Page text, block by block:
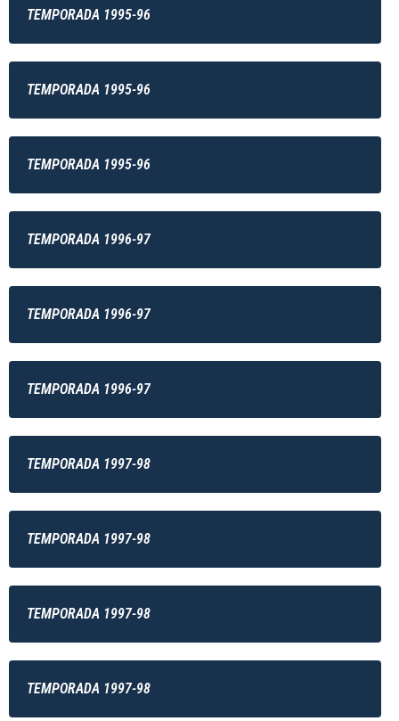
TEMPORADA 1995-96
TEMPORADA 1995-96
TEMPORADA 1995-96
TEMPORADA 1996-97
TEMPORADA 1996-97
TEMPORADA 1996-97
TEMPORADA 1997-98
TEMPORADA 1997-98
TEMPORADA 1997-98
TEMPORADA 1997-98